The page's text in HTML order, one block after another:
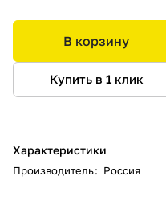
В корзину
Купить в 1 клик
Характеристики
Производитель: Россия